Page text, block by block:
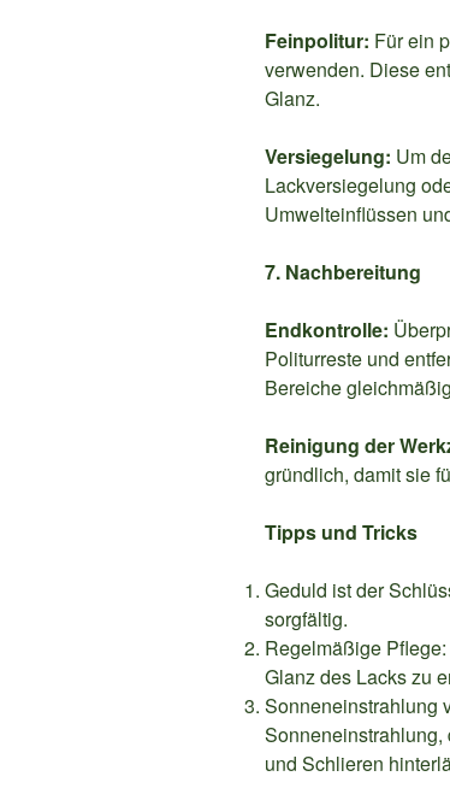
Feinpolitur: Für ein
verwenden. Diese
Glanz.
Versiegelung: Um
Lackversiegelung
Umwelteinflüssen
7. Nachbereitung
Endkontrolle:
Politurreste und
Bereiche
Reinigung der
gründlich, damit sie
Tipps und Tricks
Geduld ist der
sorgfältig.
Regelmäßige
Glanz des Lacks zu
Sonneneinstrahlung
Sonneneinstrahlung,
und Schlieren